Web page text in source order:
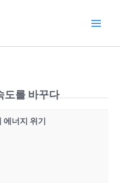
도를 바꾸다
에너지 위기